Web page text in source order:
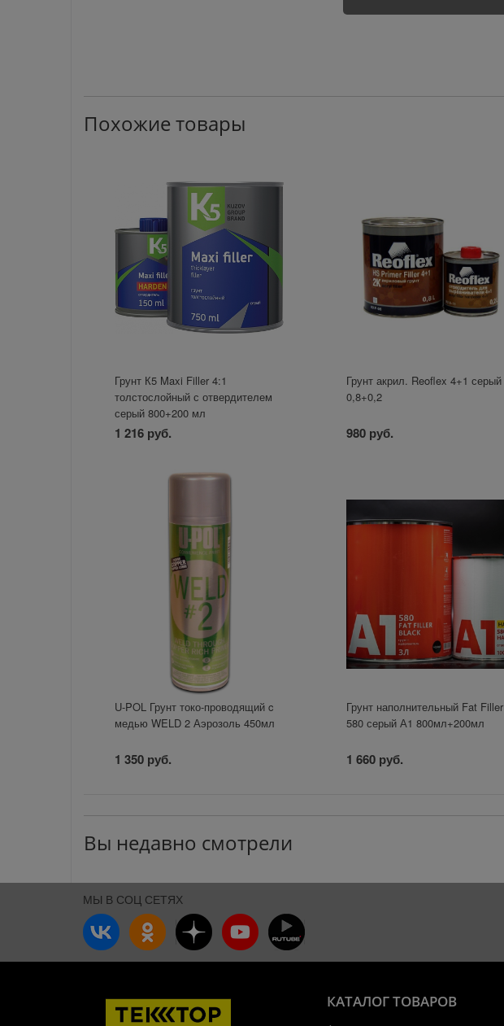
Похожие товары
Грунт К5 Maxi Filler 4:1
толстослойный с отвердителем
серый 800+200 мл
1 216 руб.
Грунт акрил. Reoflex 4+1 серый
0,8+0,2
980 руб.
U-POL Грунт токо-проводящий c
медью WELD 2 Аэрозоль 450мл
1 350 руб.
Грунт наполнительный Fat Filler
580 серый А1 800мл+200мл
1 660 руб.
Вы недавно смотрели
МЫ В СОЦ СЕТЯХ
КАТАЛОГ ТОВАРОВ